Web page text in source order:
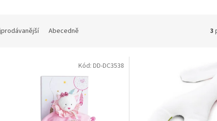
Abecedně 3
Kód: DD-DC3538